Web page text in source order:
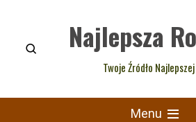
content
Najlepsza
Twoje Źródło
Menu